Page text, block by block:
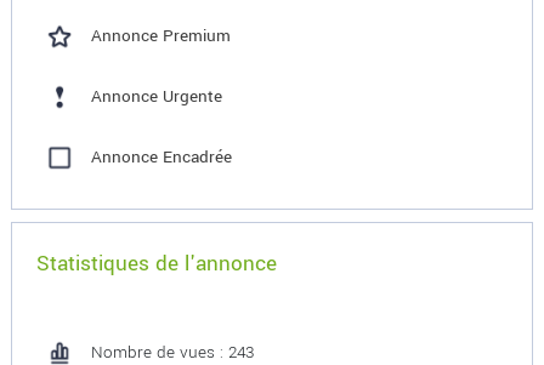
Annonce Premium
Annonce Urgente
Annonce Encadrée
Statistiques de l'annonce
Nombre de vues : 243